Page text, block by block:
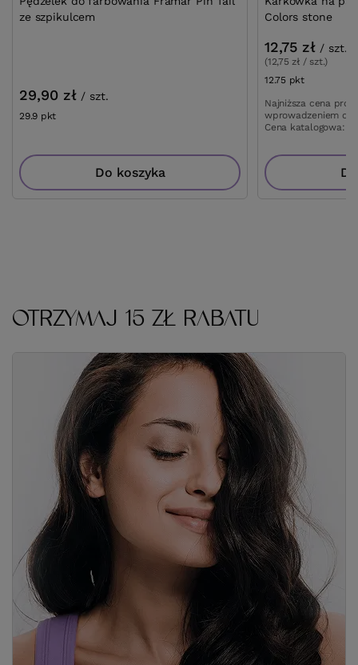
ze szpikulcem
29,90 zł / szt.
29.9 pkt
Do koszyka
Colors stone
12,75 zł / szt.
(12,75 zł / szt.)
12.75 pktpunktów
Najniższa cena
wprowadzeniem
Cena katalogowa:
OTRZYMAJ 15 ZŁ RABATU